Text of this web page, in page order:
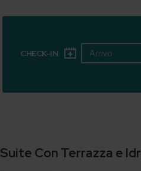
CHECK-IN
Suite Con Terrazza e